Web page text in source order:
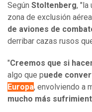
Según Stoltenberg, "la
zona de exclusión
de aviones de
derribar cazas rusos
"Creemos que si
algo que puede
Europa, envolviendo a
mucho más